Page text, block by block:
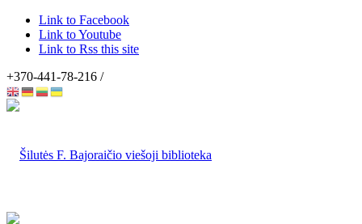
Link to Facebook
Link to Youtube
Link to Rss this site
+370-441-78-216 /